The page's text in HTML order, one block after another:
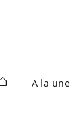
A la une